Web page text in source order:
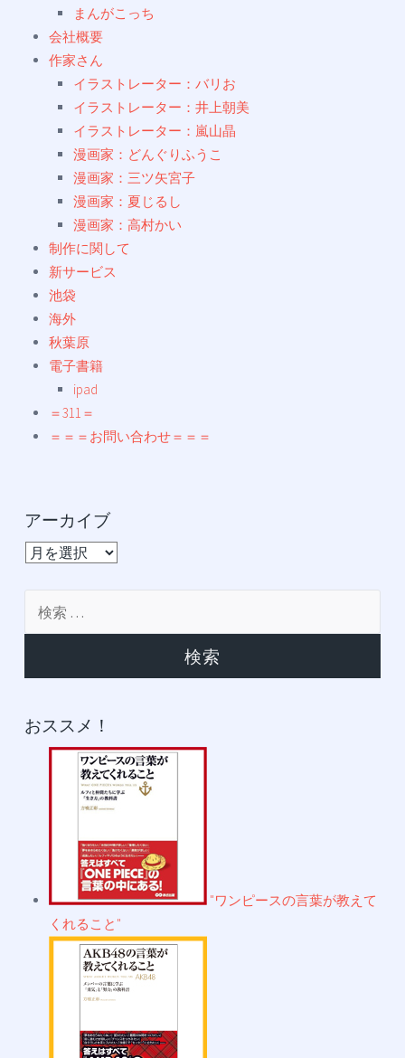
まんがこっち
会社概要
作家さん
イラストレーター：バリお
イラストレーター：井上朝美
イラストレーター：嵐山晶
漫画家：どんぐりふうこ
漫画家：三ツ矢宮子
漫画家：夏じるし
漫画家：高村かい
制作に関して
新サービス
池袋
海外
秋葉原
電子書籍
ipad
＝311＝
＝＝＝お問い合わせ＝＝＝
アーカイブ
ア
おススメ！
"ワンピースの言葉が教えて
くれること"